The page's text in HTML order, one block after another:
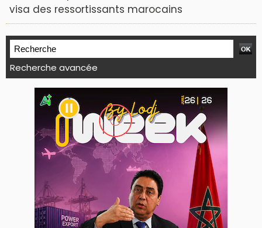
visa des ressortissants marocains
Recherche avancée
WEB TV LODJ24 : Youtube, kick et twitch
Plein écran